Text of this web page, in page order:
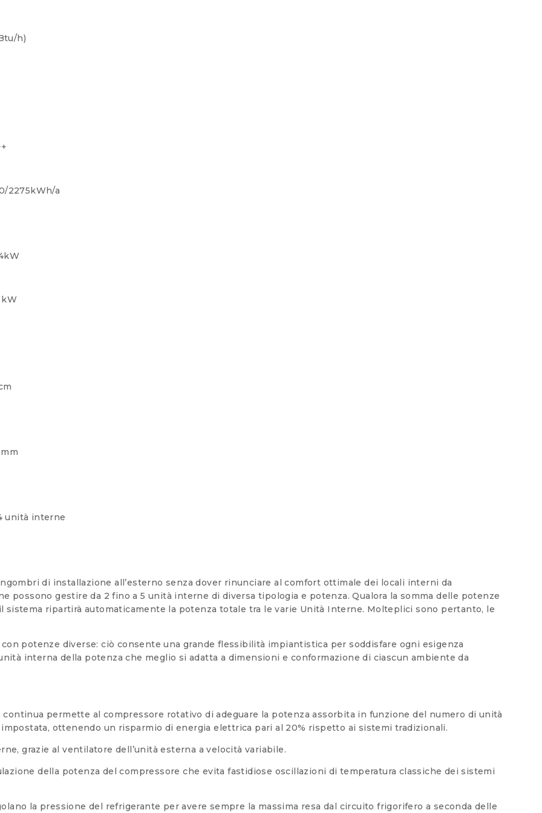
h)
2275kWh/a
unità interne
di installazione all’esterno senza dover rinunciare al comfort ottimale dei locali interni da
possono gestire da 2 fino a 5 unità interne di diversa tipologia e potenza. Qualora la somma delle potenze
sistema ripartirà automaticamente la potenza totale tra le varie Unità Interne. Molteplici sono pertanto, le
potenze diverse: ciò consente una grande flessibilità impiantistica per soddisfare ogni esigenza
interna della potenza che meglio si adatta a dimensioni e conformazione di ciascun ambiente da
permette al compressore rotativo di adeguare la potenza assorbita in funzione del numero di unità
ottenendo un risparmio di energia elettrica pari al 20% rispetto ai sistemi tradizionali.
grazie al ventilatore dell’unità esterna a velocità variabile.
della potenza del compressore che evita fastidiose oscillazioni di temperatura classiche dei sistemi
la pressione del refrigerante per avere sempre la massima resa dal circuito frigorifero a seconda delle